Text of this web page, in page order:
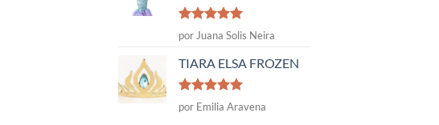
Valorado
con
por Juana Solis Neira
TIARA ELSA FROZEN
Valorado
con
por Emilia Aravena